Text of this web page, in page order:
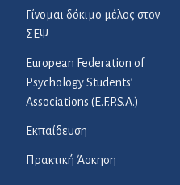
Γίνομαι δόκιμο μέλος στον
ΣΕΨ
European Federation of
Psychology Students’
Associations (E.F.P.S.A.)
Εκπαίδευση
Πρακτική Άσκηση